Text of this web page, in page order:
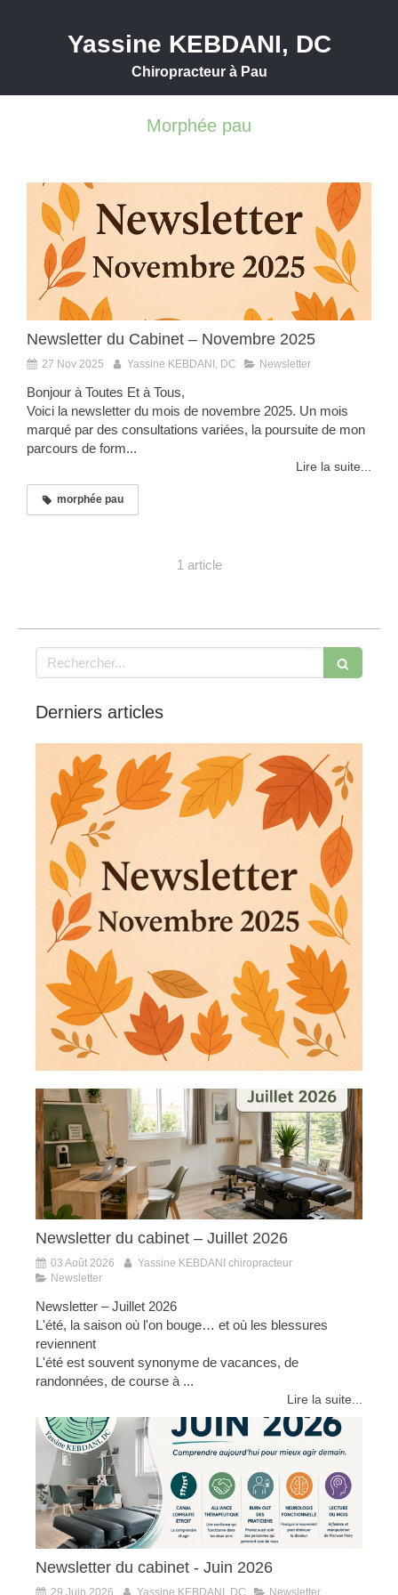
Yassine KEBDANI, DC
Chiropracteur à Pau
Morphée pau
Newsletter du Cabinet – Novembre 2025
27 Nov 2025 Yassine KEBDANI, DC Newsletter
Bonjour à Toutes Et à Tous,
Voici la newsletter du mois de novembre 2025. Un mois
marqué par des consultations variées, la poursuite de mon
parcours de form...
Lire la suite...
morphée pau
1 article
Rechercher
Derniers articles
Newsletter du cabinet – Juillet 2026
03 Août 2026
Yassine KEBDANI chiropracteur
Newsletter
Newsletter – Juillet 2026
L'été, la saison où l'on bouge… et où les blessures
reviennent
L'été est souvent synonyme de vacances, de
randonnées, de course à ...
Lire la suite...
Newsletter du cabinet - Juin 2026
29 Juin 2026 Yassine KEBDANI, DC Newsletter